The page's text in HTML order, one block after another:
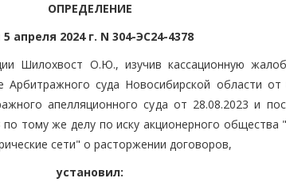
ОПРЕДЕЛЕНИЕ
5 апреля 2024 г. N 304-ЭС24-4378
Шилохвост О.Ю., изучив кассационную
Арбитражного суда Новосибирской области
апелляционного суда от 28.08.2023 и
по тому же делу по иску акционерного общества
сети" о расторжении договоров,
установил: